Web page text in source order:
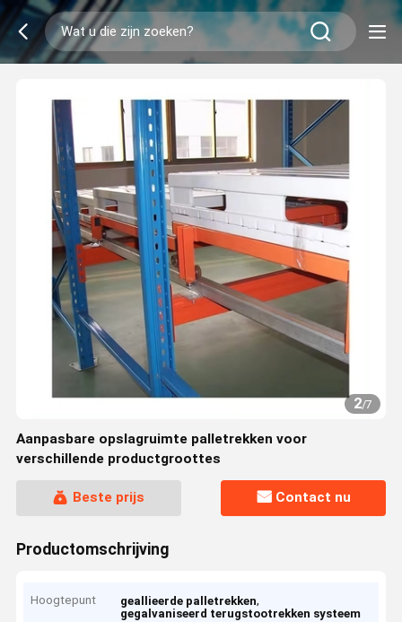
2/7
Aanpasbare opslagruimte palletrekken voor
verschillende productgroottes
Beste prijs Contact nu
Productomschrijving
Hoogtepunt geallieerde palletrekken,
gegalvaniseerd terugstootrekken systeem